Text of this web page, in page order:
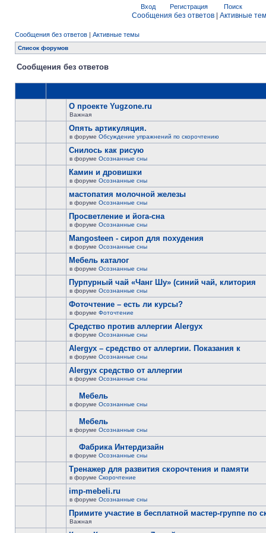
Вход Регистрация Поиск
Сообщения без ответов Активные
Сообщения без ответов | Активные темы
Список форумов
Сообщения без ответов
О проекте Yugzone.ru
Важная
Опять артикуляция.
в форуме Обсуждение упражнений по скорочтению
Снилось как рисую
в форуме Осознанные сны
Камин и дровишки
в форуме Осознанные сны
мастопатия молочной железы
в форуме Осознанные сны
Просветление и йога-сна
в форуме Осознанные сны
Mangosteen - сироп для похудения
в форуме Осознанные сны
Мебель каталог
в форуме Осознанные сны
Пурпурный чай «Чанг Шу» (синий чай, клитория
в форуме Осознанные сны
Фоточтение – есть ли курсы?
в форуме Фоточтение
Cредство против аллергии Alergyx
в форуме Осознанные сны
Alergyx – средство от аллергии. Показания к
в форуме Осознанные сны
Alergyx средство от аллергии
в форуме Осознанные сны
Мебель
в форуме Осознанные сны
Мебель
в форуме Осознанные сны
Фабрика Интердизайн
в форуме Осознанные сны
Тренажер для развития скорочтения и памяти
в форуме Скорочтение
imp-mebeli.ru
в форуме Осознанные сны
Примите участие в бесплатной мастер-группе по
Важная